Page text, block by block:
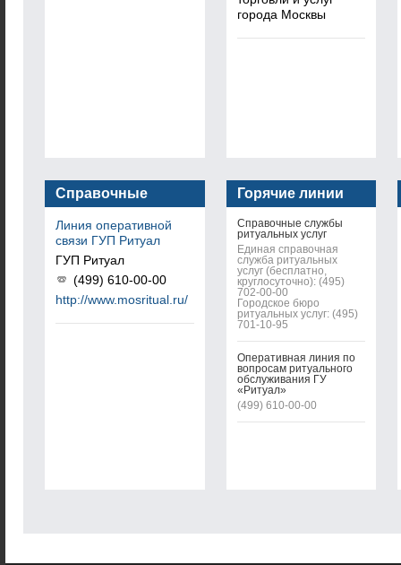
города Москвы
Справочные
услуги
Линия оперативной
связи ГУП Ритуал
ГУП Ритуал
(499) 610-00-00
http://www.mosritual.ru/
Горячие линии
Справочные службы
ритуальных услуг
Единая справочная
служба ритуальных
услуг (бесплатно,
круглосуточно): (495)
702-00-00
Городское бюро
ритуальных услуг: (495)
701-10-95
Оперативная линия по
вопросам ритуального
обслуживания ГУ
«Ритуал»
(499) 610-00-00